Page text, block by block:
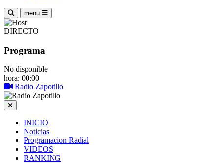
menu
DIRECTO
Programa
No disponible
hora: 00:00
Radio Zapotillo
INICIO
Noticias
Programacion Radial
VIDEOS
RANKING